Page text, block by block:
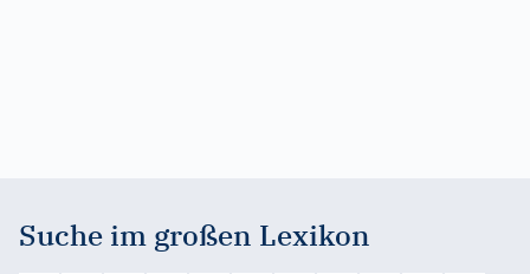
Suche im großen Lexikon